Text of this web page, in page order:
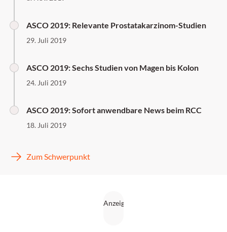
ASCO 2019: Relevante Prostatakarzinom-Studien
29. Juli 2019
ASCO 2019: Sechs Studien von Magen bis Kolon
24. Juli 2019
ASCO 2019: Sofort anwendbare News beim RCC
18. Juli 2019
Zum Schwerpunkt